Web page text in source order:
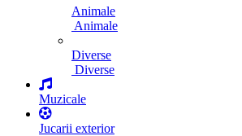
Animale
Animale
Diverse
Diverse
Muzicale
Jucarii exterior